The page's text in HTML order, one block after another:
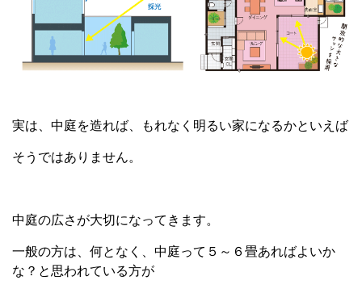
実は、中庭を造れば、もれなく明るい家になるかといえば
そうではありません。
中庭の広さが大切になってきます。
一般の方は、何となく、中庭って５～６畳あればよいか
な？と思われている方が